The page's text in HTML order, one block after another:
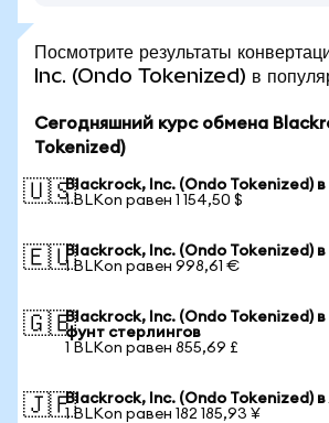
Посмотрите результаты
Inc. (Ondo Tokenized) в
Сегодняшний курс обмена
Tokenized)
🇺🇸Blackrock, Inc. (Ondo Tokenized)
1 BLKon равен 1 154,50 $
🇪🇺Blackrock, Inc. (Ondo Tokenized) в
1 BLKon равен 998,61 €
🇬🇧Blackrock, Inc. (Ondo Tokenized)
фунт стерлингов
1 BLKon равен 855,69 £
🇯🇵Blackrock, Inc. (Ondo Tokenized)
1 BLKon равен 182 185,93 ¥